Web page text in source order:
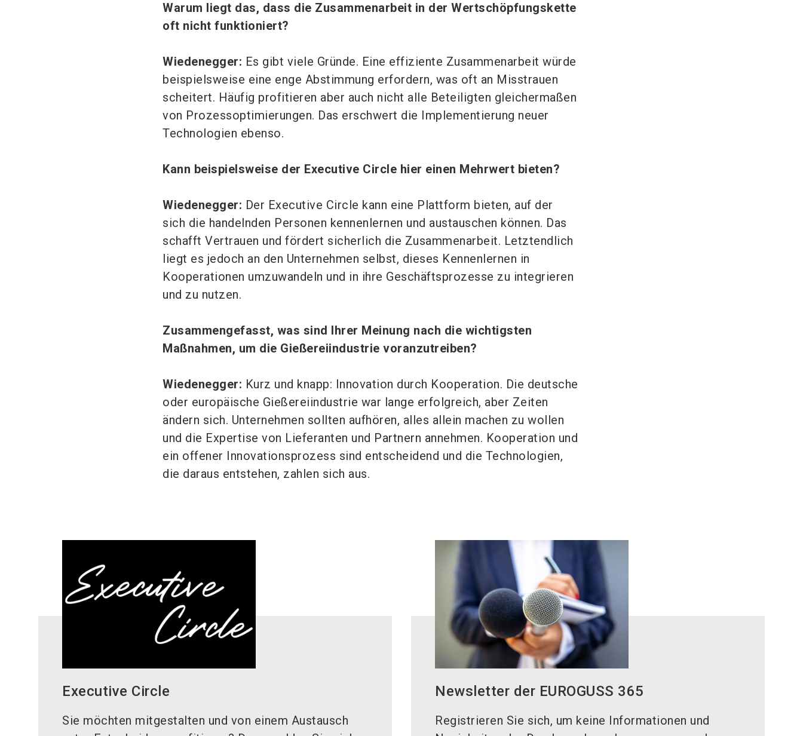
Warum liegt das, dass die Zusammenarbeit in der Wertschöpfungskette
oft nicht funktioniert?
Wiedenegger: Es gibt viele Gründe. Eine effiziente Zusammenarbeit würde
beispielsweise eine enge Abstimmung erfordern, was oft an Misstrauen
scheitert. Häufig profitieren aber auch nicht alle Beteiligten gleichermaßen
von Prozessoptimierungen. Das erschwert die Implementierung neuer
Technologien ebenso.
Kann beispielsweise der Executive Circle hier einen Mehrwert bieten?
Wiedenegger: Der Executive Circle kann eine Plattform bieten, auf der
sich die handelnden Personen kennenlernen und austauschen können. Das
schafft Vertrauen und fördert sicherlich die Zusammenarbeit. Letztendlich
liegt es jedoch an den Unternehmen selbst, dieses Kennenlernen in
Kooperationen umzuwandeln und in ihre Geschäftsprozesse zu integrieren
und zu nutzen.
Zusammengefasst, was sind Ihrer Meinung nach die wichtigsten
Maßnahmen, um die Gießereiindustrie voranzutreiben?
Wiedenegger: Kurz und knapp: Innovation durch Kooperation. Die deutsche
oder europäische Gießereiindustrie war lange erfolgreich, aber Zeiten
ändern sich. Unternehmen sollten aufhören, alles allein machen zu wollen
und die Expertise von Lieferanten und Partnern annehmen. Kooperation und
ein offener Innovationsprozess sind entscheidend und die Technologien,
die daraus entstehen, zahlen sich aus.
Executive Circle
Sie möchten mitgestalten und von einem Austausch
Newsletter der EUROGUSS 365
Registrieren Sie sich, um keine Informationen und